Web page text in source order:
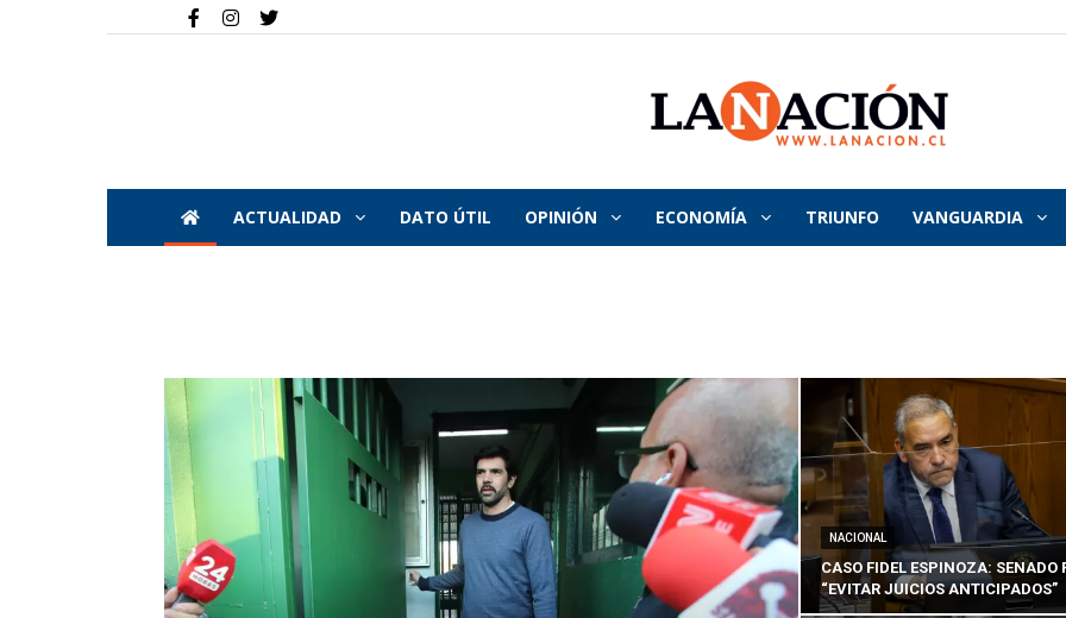
La
Nación
ACTUALIDAD DATO ÚTIL OPINIÓN ECONOMÍA TRIUNFO VANGUARDIA
NACIONAL
CASO FIDEL ESPINOZA: SENADO
“EVITAR JUICIOS ANTICIPADOS”